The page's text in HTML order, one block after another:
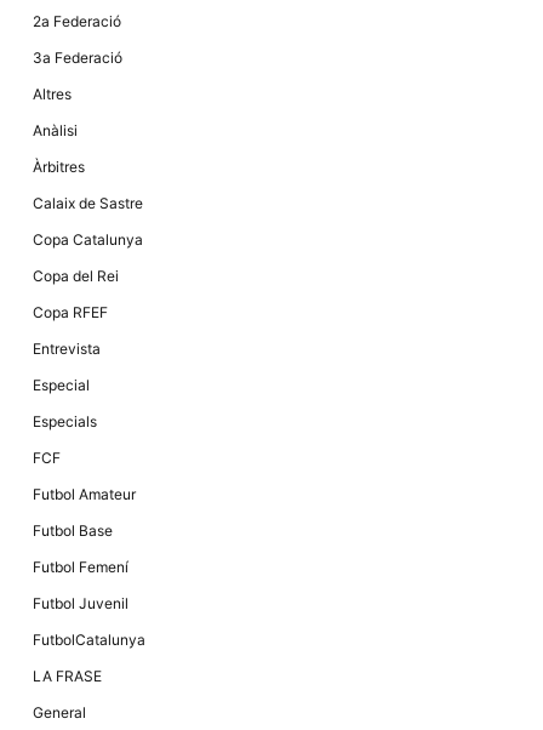
2a Federació
3a Federació
Altres
Anàlisi
Àrbitres
Calaix de Sastre
Copa Catalunya
Copa del Rei
Copa RFEF
Entrevista
Especial
Especials
FCF
Futbol Amateur
Futbol Base
Futbol Femení
Futbol Juvenil
FutbolCatalunya
LA FRASE
General